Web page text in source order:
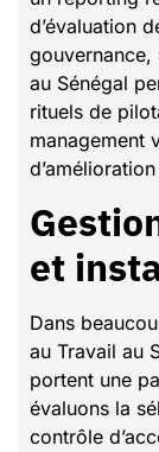
d’évaluation
gouvernance,
au Sénégal
rituels de
management
et
Dans
au Travail au
portent une
évaluons la
contrôle